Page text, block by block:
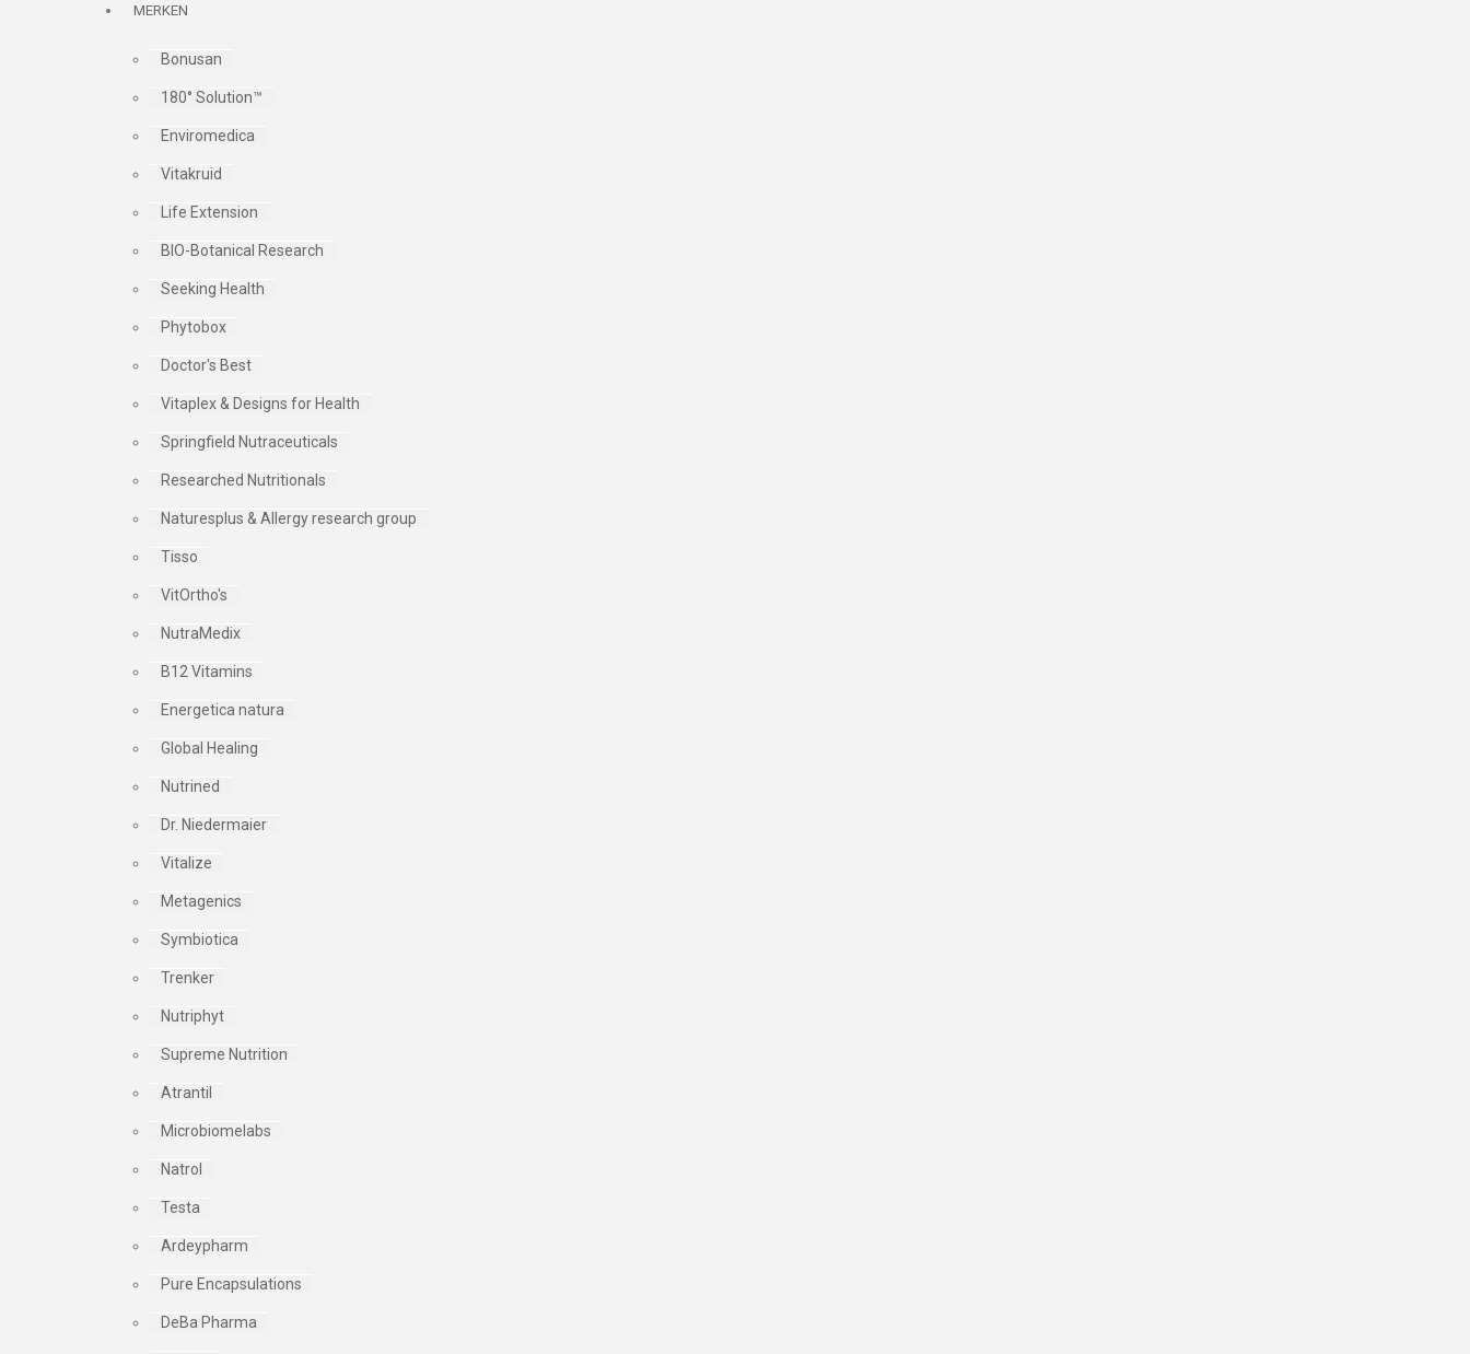
MERKEN
Bonusan
180° Solution™
Enviromedica
Vitakruid
Life Extension
BIO-Botanical Research
Seeking Health
Phytobox
Doctor's Best
Vitaplex & Designs for Health
Springfield Nutraceuticals
Researched Nutritionals
Naturesplus & Allergy research group
Tisso
VitOrtho's
NutraMedix
B12 Vitamins
Energetica natura
Global Healing
Nutrined
Dr. Niedermaier
Vitalize
Metagenics
Symbiotica
Trenker
Nutriphyt
Supreme Nutrition
Atrantil
Microbiomelabs
Natrol
Testa
Ardeypharm
Pure Encapsulations
DeBa Pharma